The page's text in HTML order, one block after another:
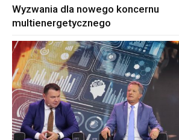
Wyzwania dla nowego koncernu
multienergetycznego